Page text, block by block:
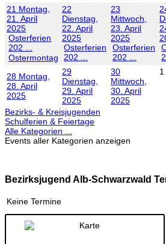
21 Montag,
21. April
2025
Osterferien
202 ...
Ostermontag
22
Dienstag,
22. April
2025
Osterferien
202 ...
23
Mittwoch,
23. April
2025
Osterferien
202 ...
28 Montag,
28. April
2025
29
Dienstag,
29. April
2025
30
Mittwoch,
30. April
2025
1
Bezirks- & Kreisjugenden
Schulferien & Feiertage
Alle Kategorien ...
Events aller Kategorien anzeigen
Bezirksjugend Alb-Schwarzwald
Keine Termine